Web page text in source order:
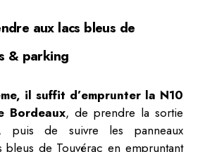
aux lacs bleus de
& parking
il suffit d’emprunter la N10
Bordeaux, de prendre la sortie
puis de suivre les panneaux
bleus de Touvérac en empruntant